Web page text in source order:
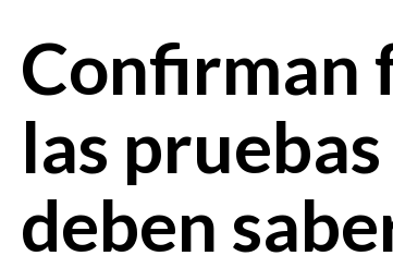
Confirman
las
deben